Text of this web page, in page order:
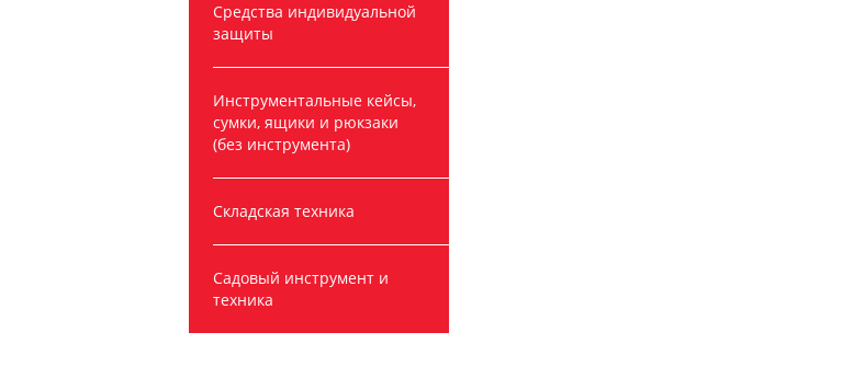
Средства индивидуальной
защиты
Инструментальные кейсы,
сумки, ящики и рюкзаки
(без инструмента)
Складская техника
Садовый инструмент и
техника